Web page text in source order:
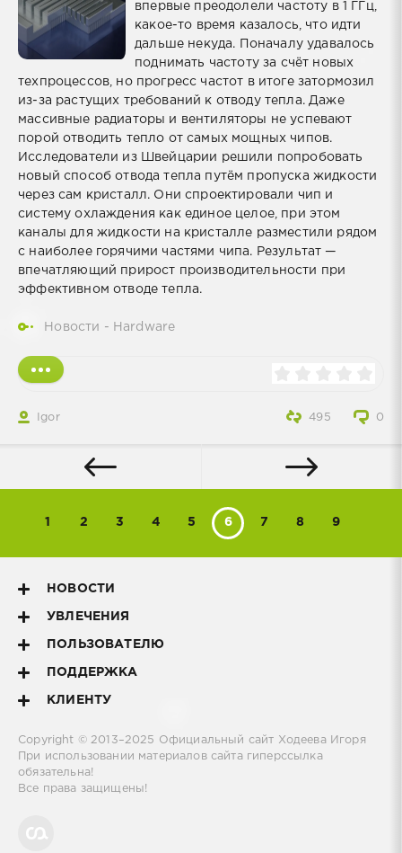
впервые преодолели частоту в 1 ГГц,
какое-то время казалось, что идти
дальше некуда. Поначалу удавалось
поднимать частоту за счёт новых
техпроцессов, но прогресс частот в итоге затормозил
из-за растущих требований к отводу тепла. Даже
массивные радиаторы и вентиляторы не успевают
порой отводить тепло от самых мощных чипов.
Исследователи из Швейцарии решили попробовать
новый способ отвода тепла путём пропуска жидкости
через сам кристалл. Они спроектировали чип и
систему охлаждения как единое целое, при этом
каналы для жидкости на кристалле разместили рядом
с наиболее горячими частями чипа. Результат —
впечатляющий прирост производительности при
эффективном отводе тепла.
Новости - Hardware
Igor 0
495
1 2 3 4 5 6 7 8 9
НОВОСТИ
УВЛЕЧЕНИЯ
ПОЛЬЗОВАТЕЛЮ
ПОДДЕРЖКА
КЛИЕНТУ
Copyright © 2013–2025
Официальный сайт Ходеева Игоря
При использовании материалов сайта гиперссылка
обязательна!
Все права защищены!